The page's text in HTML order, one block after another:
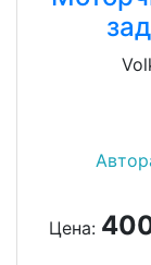
Цена: